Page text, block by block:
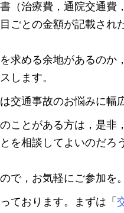
（治療費，通院交通費
ごとの金額が記載され
求める余地があるのか
します。
通事故のお悩みに幅
ことがある方は，是非
を相談してよいのだ
で，お気軽にご参加を。
ております。まずは「